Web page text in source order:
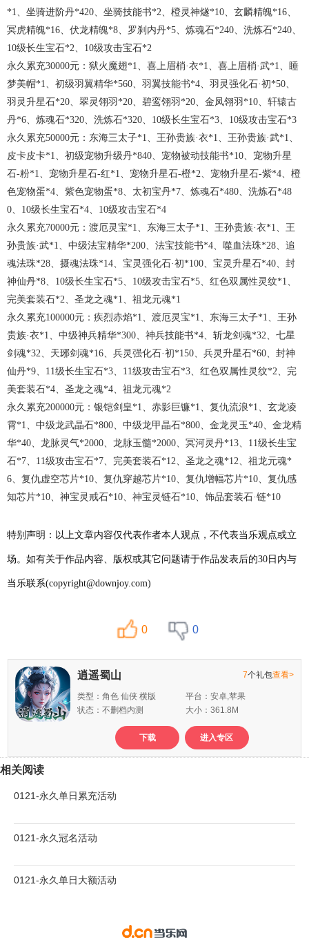
*1、坐骑进阶丹*420、坐骑技能书*2、橙灵神燧*10、玄麟精魄*16、
冥虎精魄*16、伏龙精魄*8、罗刹内丹*5、炼魂石*240、洗炼石*240、
10级长生宝石*2、10级攻击宝石*2
永久累充30000元 ：狱火魔翅*1、喜上眉梢·衣*1、喜上眉梢·武*1、睡
梦美帽*1、初级羽翼精华*560、羽翼技能书*4、羽灵强化石·初*50、
羽灵升星石*20、翠灵翎羽*20、碧鸾翎羽*20、金凤翎羽*10、轩辕古
丹*6、炼魂石*320、洗炼石*320、10级长生宝石*3、10级攻击宝石*3
永久累充50000元 ：东海三太子*1、王孙贵族·衣*1、王孙贵族·武*1、
皮卡皮卡*1、初级宠物升级丹*840、宠物被动技能书*10、宠物升星
石-粉*1、宠物升星石-红*1、宠物升星石-橙*2、宠物升星石-紫*4、橙
色宠物蛋*4、紫色宠物蛋*8、太初宝丹*7、炼魂石*480、洗炼石*48
0、10级长生宝石*4、10级攻击宝石*4
永久累充70000元 ：渡厄灵宝*1、东海三太子*1、王孙贵族·衣*1、王
孙贵族·武*1、中级法宝精华*200、法宝技能书*4、噬血法珠*28、追
魂法珠*28、摄魂法珠*14、宝灵强化石·初*100、宝灵升星石*40、封
神仙丹*8、10级长生宝石*5、10级攻击宝石*5、红色双属性灵纹*1、
完美套装石*2、圣龙之魂*1、祖龙元魂*1
永久累充100000元 ：疾烈赤焰*1、渡厄灵宝*1、东海三太子*1、王孙
贵族·衣*1、中级神兵精华*300、神兵技能书*4、斩龙剑魂*32、七星
剑魂*32、天琊剑魂*16、兵灵强化石·初*150、兵灵升星石*60、封神
仙丹*9、11级长生宝石*3、11级攻击宝石*3、红色双属性灵纹*2、完
美套装石*4、圣龙之魂*4、祖龙元魂*2
永久累充200000元 ：银铠剑皇*1、赤影巨镰*1、复仇流浪*1、玄龙凌
霄*1、中级龙武晶石*800、中级龙甲晶石*800、金龙灵玉*40、金龙精
华*40、龙脉灵气*2000、龙脉玉髓*2000、冥河灵丹*13、11级长生宝
石*7、11级攻击宝石*7、完美套装石*12、圣龙之魂*12、祖龙元魂*
6、复仇虚空芯片*10、复仇穿越芯片*10、复仇增幅芯片*10、复仇感
知芯片*10、神宝灵戒石*10、神宝灵链石*10、饰品套装石·链*10
特别声明：以上文章内容仅代表作者本人观点，不代表当乐观点或立
场。如有关于作品内容、版权或其它问题请于作品发表后的30日内与
当乐联系(copyright@downjoy.com)
0 0
逍遥蜀山 7个礼包查看>
类型：角色 仙侠 横版
平台：安卓,苹果
状态：不删档内测
大小：361.8M
下载 进入专区
相关阅读
0121-永久单日累充活动
0121-永久冠名活动
0121-永久单日大额活动